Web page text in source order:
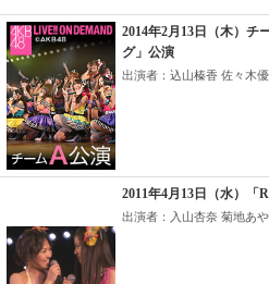
2014年2月13日（木）チ
グ」公演
出演者：込山榛香 佐々木優
2011年4月13日（水）「
出演者：入山杏奈 菊地あや